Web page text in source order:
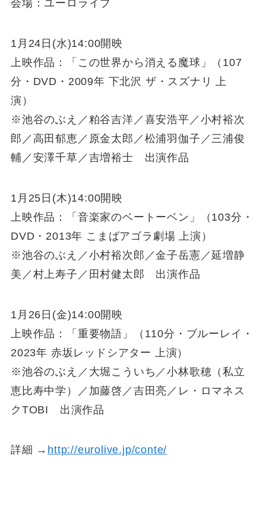
会場：ユーロライブ
1月24日(水)14:00開映
上映作品：「この世界から消える魔球」（107
分・DVD・2009年 下北沢 ザ・スズナリ 上
演）
※池谷のぶえ／粕谷吉洋／喜安浩平／小村裕次
郎／高田郁恵／原金太郎／松浦羽伽子／三浦俊
輔／安澤千草／吉増裕士 出演作品
1月25日(木)14:00開映
上映作品：「音楽家のベートーベン」（103分・
DVD・2013年 こまばアゴラ劇場 上演）
※池谷のぶえ／小村裕次郎／金子岳憲／延増静
美／村上寿子／田村健太郎 出演作品
1月26日(金)14:00開映
上映作品：「重要物語」（110分・ブルーレイ・
2023年 赤坂レッドシアター 上演）
※池谷のぶえ／大堀こういち／小林歌穂（私立
恵比寿中学）／加藤啓／吉田亮／レ・ロマネス
クTOBI 出演作品
詳細 → http://eurolive.jp/conte/